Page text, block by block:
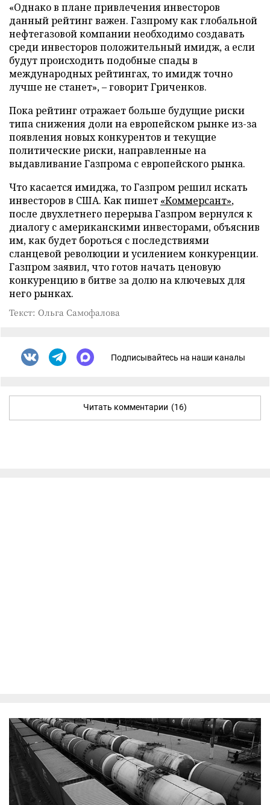
«Однако в плане привлечения инвесторов
данный рейтинг важен. Газпрому как глобальной
нефтегазовой компании необходимо создавать
среди инвесторов положительный имидж, а если
будут происходить подобные спады в
международных рейтингах, то имидж точно
лучше не станет», – говорит Гриченков.
Пока рейтинг отражает больше будущие риски
типа снижения доли на европейском рынке из-за
появления новых конкурентов и текущие
политические риски, направленные на
выдавливание Газпрома с европейского рынка.
Что касается имиджа, то Газпром решил искать
инвесторов в США. Как пишет «Коммерсант»,
после двухлетнего перерыва Газпром вернулся к
диалогу с американскими инвесторами, объяснив
им, как будет бороться с последствиями
сланцевой революции и усилением конкуренции.
Газпром заявил, что готов начать ценовую
конкуренцию в битве за долю на ключевых для
него рынках.
Текст: Ольга Самофалова
Подписывайтесь на наши каналы
Читать комментарии (16)